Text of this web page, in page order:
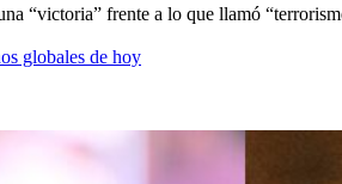
“victoria” frente a lo que llamó
globales de hoy